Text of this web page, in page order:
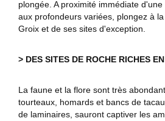
plongée. A proximité immédiate
aux profondeurs variées, plongez à
Groix et de ses sites d'exception.
> DES SITES DE ROCHE RICHES
La faune et la flore sont très
tourteaux, homards et bancs de
de laminaires, sauront captiver les